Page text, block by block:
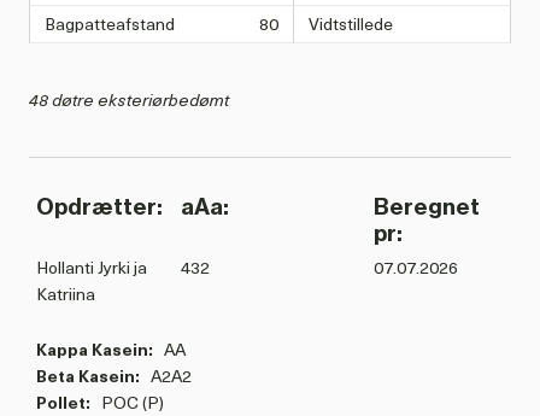
Bagpatteafstand
80 Vidtstillede
48 døtre eksteriørbedømt
Opdrætter: aAa:
Beregnet
pr:
Hollanti Jyrki ja
Katriina
432 07.07.2026
Kappa Kasein: AA
Beta Kasein: A2A2
Pollet: POC (P)